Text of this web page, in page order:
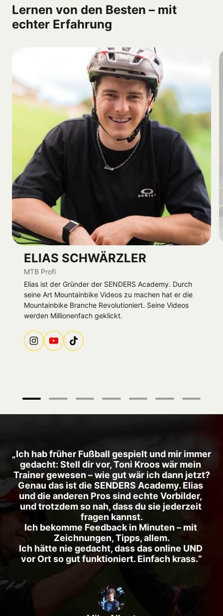
Lernen von den Besten – mit
echter Erfahrung
MAXI WIELO
Dirt Profi
Maxi Wielo ist als professioneller MTB-Fahrer
viel unterwegs und zeigt sein Können auf zwei
Rädern regelmäßig bei Events und Contests.
„Ich hab früher Fußball gespielt und mir immer
gedacht: Stell dir vor, Toni Kroos wär mein
Trainer gewesen – wie gut wär ich dann jetzt?
Genau das ist die SENDERS Academy. Elias
und die anderen Pros sind echte Vorbilder,
und trotzdem so nah, dass du sie jederzeit
fragen kannst.
Ich bekomme Feedback in Minuten – mit
Zeichnungen, Tipps, allem.
Ich hätte nie gedacht, dass das online UND
vor Ort so gut funktioniert. Einfach krass.“